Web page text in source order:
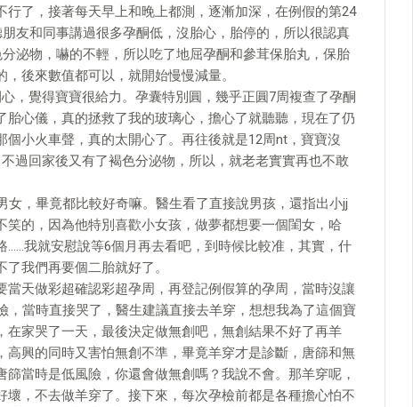
了，接著每天早上和晚上都測，逐漸加深，在例假的第24
友和同事講過很多孕酮低，沒胎心，胎停的，所以很認真
泌物，嚇的不輕，所以吃了地屈孕酮和參茸保胎丸，保胎
後來數值都可以，就開始慢慢減量。
，覺得寶寶很給力。孕囊特別圓，幾乎正圓7周複查了孕酮
心儀，真的拯救了我的玻璃心，擔心了就聽聽，現在了仍
小火車聲，真的太開心了。再往後就是12周nt，寶寶沒
過回家後又有了褐色分泌物，所以，就老老實實再也不敢
，畢竟都比較好奇嘛。醫生看了直接說男孩，還指出小jj
的，因為他特別喜歡小女孩，做夢都想要一個閨女，哈
我就安慰說等6個月再去看吧，到時候比較准，其實，什
我們再要個二胎就好了。
天做彩超確認彩超孕周，再登記例假算的孕周，當時沒讓
當時直接哭了，醫生建議直接去羊穿，想想我為了這個寶
家哭了一天，最後決定做無創吧，無創結果不好了再羊
興的同時又害怕無創不準，畢竟羊穿才是診斷，唐篩和無
當時是低風險，你還會做無創嗎？我說不會。那羊穿呢，
，不去做羊穿了。接下來，每次孕檢前都是各種擔心怕不